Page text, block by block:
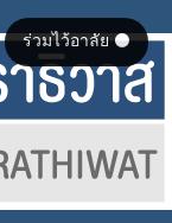
ร่วมไว้อาลัย ⚫